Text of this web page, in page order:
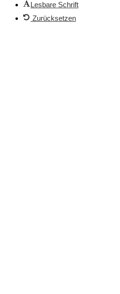
Lesbare Schrift
Zurücksetzen